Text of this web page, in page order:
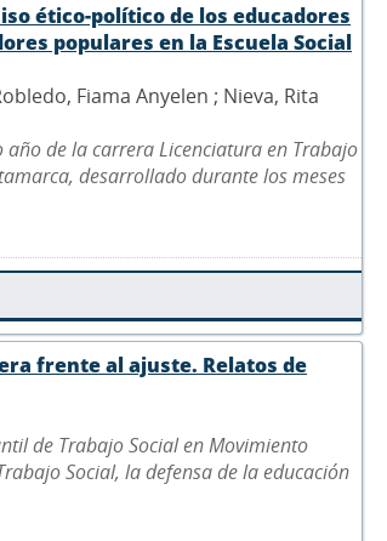
ético-político de los educadores
populares en la Escuela Social
Fiama Anyelen ; Nieva, Rita
de la carrera Licenciatura en Trabajo
desarrollado durante los meses
frente al ajuste. Relatos de
de Trabajo Social en Movimiento
Social, la defensa de la educación